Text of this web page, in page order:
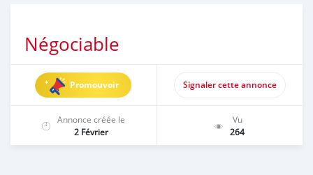
Négociable
Promouvoir Signaler cette annonce
Annonce créée le
2 Février
Vu
264